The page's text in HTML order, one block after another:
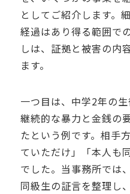
としてご紹介します。
経過はあり得る範囲で
しは、証拠と被害の内
ます。
一つ目は、中学2年の
継続的な暴力と金銭の
たという例です。相手
ていただけ」「本人も
でした。当事務所では
同級生の証言を整理し